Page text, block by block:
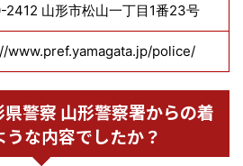
2412 山形市松山一丁目1番23号
www.pref.yamagata.jp/police/
警察 山形警察署からの着
な内容でしたか？